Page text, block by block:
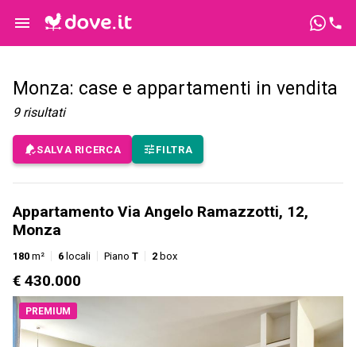
Monza: case e appartamenti in vendita
9 risultati
SALVA RICERCA FILTRA
Appartamento Via Angelo Ramazzotti, 12,
Monza
180 m² 6 locali Piano T 2 box
€ 430.000
PREMIUM